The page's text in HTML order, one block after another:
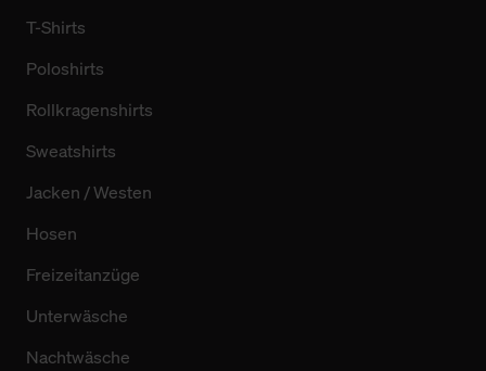
T-Shirts
Poloshirts
Rollkragenshirts
Sweatshirts
Jacken / Westen
Hosen
Freizeitanzüge
Unterwäsche
Nachtwäsche